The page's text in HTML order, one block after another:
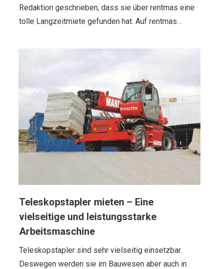
Redaktion geschrieben, dass sie über rentmas eine
tolle Langzeitmiete gefunden hat. Auf rentmas…
Teleskopstapler mieten – Eine
vielseitige und leistungsstarke
Arbeitsmaschine
Teleskopstapler sind sehr vielseitig einsetzbar.
Deswegen werden sie im Bauwesen aber auch in